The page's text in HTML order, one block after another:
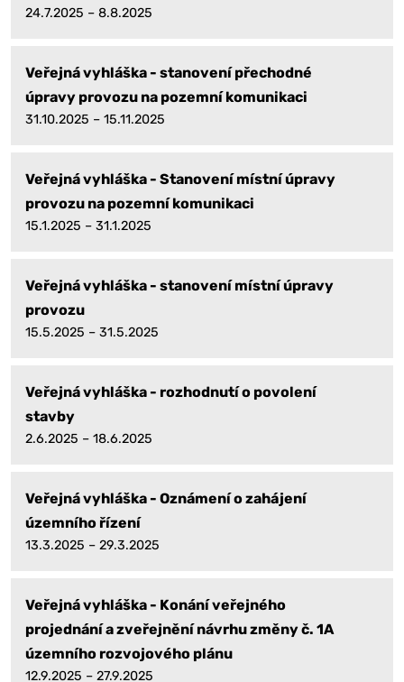
24.7.2025 – 8.8.2025
Veřejná vyhláška - stanovení přechodné
úpravy provozu na pozemní komunikaci
31.10.2025 – 15.11.2025
Veřejná vyhláška - Stanovení místní úpravy
provozu na pozemní komunikaci
15.1.2025 – 31.1.2025
Veřejná vyhláška - stanovení místní úpravy
provozu
15.5.2025 – 31.5.2025
Veřejná vyhláška - rozhodnutí o povolení
stavby
2.6.2025 – 18.6.2025
Veřejná vyhláška - Oznámení o zahájení
územního řízení
13.3.2025 – 29.3.2025
Veřejná vyhláška - Konání veřejného
projednání a zveřejnění návrhu změny č. 1A
územního rozvojového plánu
12.9.2025 – 27.9.2025